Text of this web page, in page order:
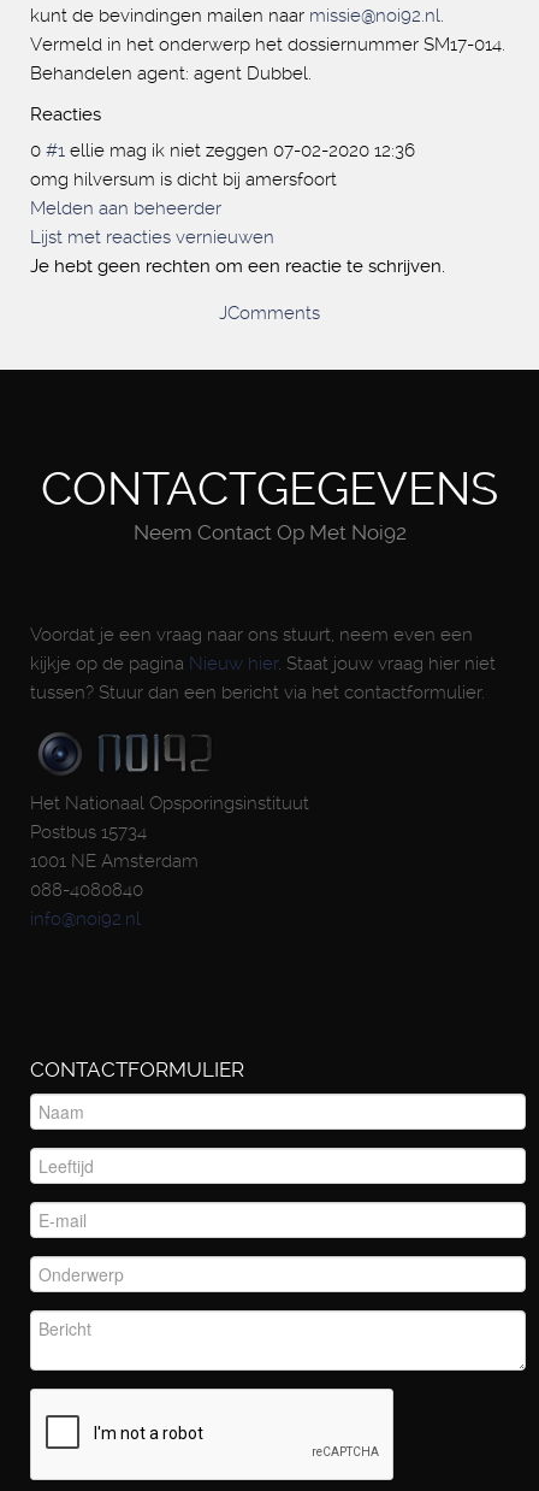
kunt de bevindingen mailen naar missie@noi92.nl.
Vermeld in het onderwerp het dossiernummer SM17-014.
Behandelen agent: agent Dubbel.
Reacties
0 #1 ellie mag ik niet zeggen 07-02-2020 12:36
omg hilversum is dicht bij amersfoort
Melden aan beheerder
Lijst met reacties vernieuwen
Je hebt geen rechten om een reactie te schrijven.
JComments
CONTACTGEGEVENS
Neem Contact Op Met Noi92
Voordat je een vraag naar ons stuurt, neem even een
kijkje op de pagina Nieuw hier. Staat jouw vraag hier niet
tussen? Stuur dan een bericht via het contactformulier.
Het Nationaal Opsporingsinstituut
Postbus 15734
1001 NE Amsterdam
088-4080840
info@noi92.nl
CONTACTFORMULIER